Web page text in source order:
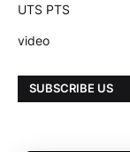
UTS PTS
video
SUBSCRIBE US